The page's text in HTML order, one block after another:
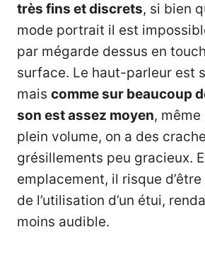
très fins et discrets, si bien
mode portrait il est
par mégarde dessus en
surface. Le haut-parleur est
mais comme sur beaucoup
son est assez moyen, même
plein volume, on a des
grésillements peu gracieux.
emplacement, il risque
de l’utilisation d’un étui,
moins audible.